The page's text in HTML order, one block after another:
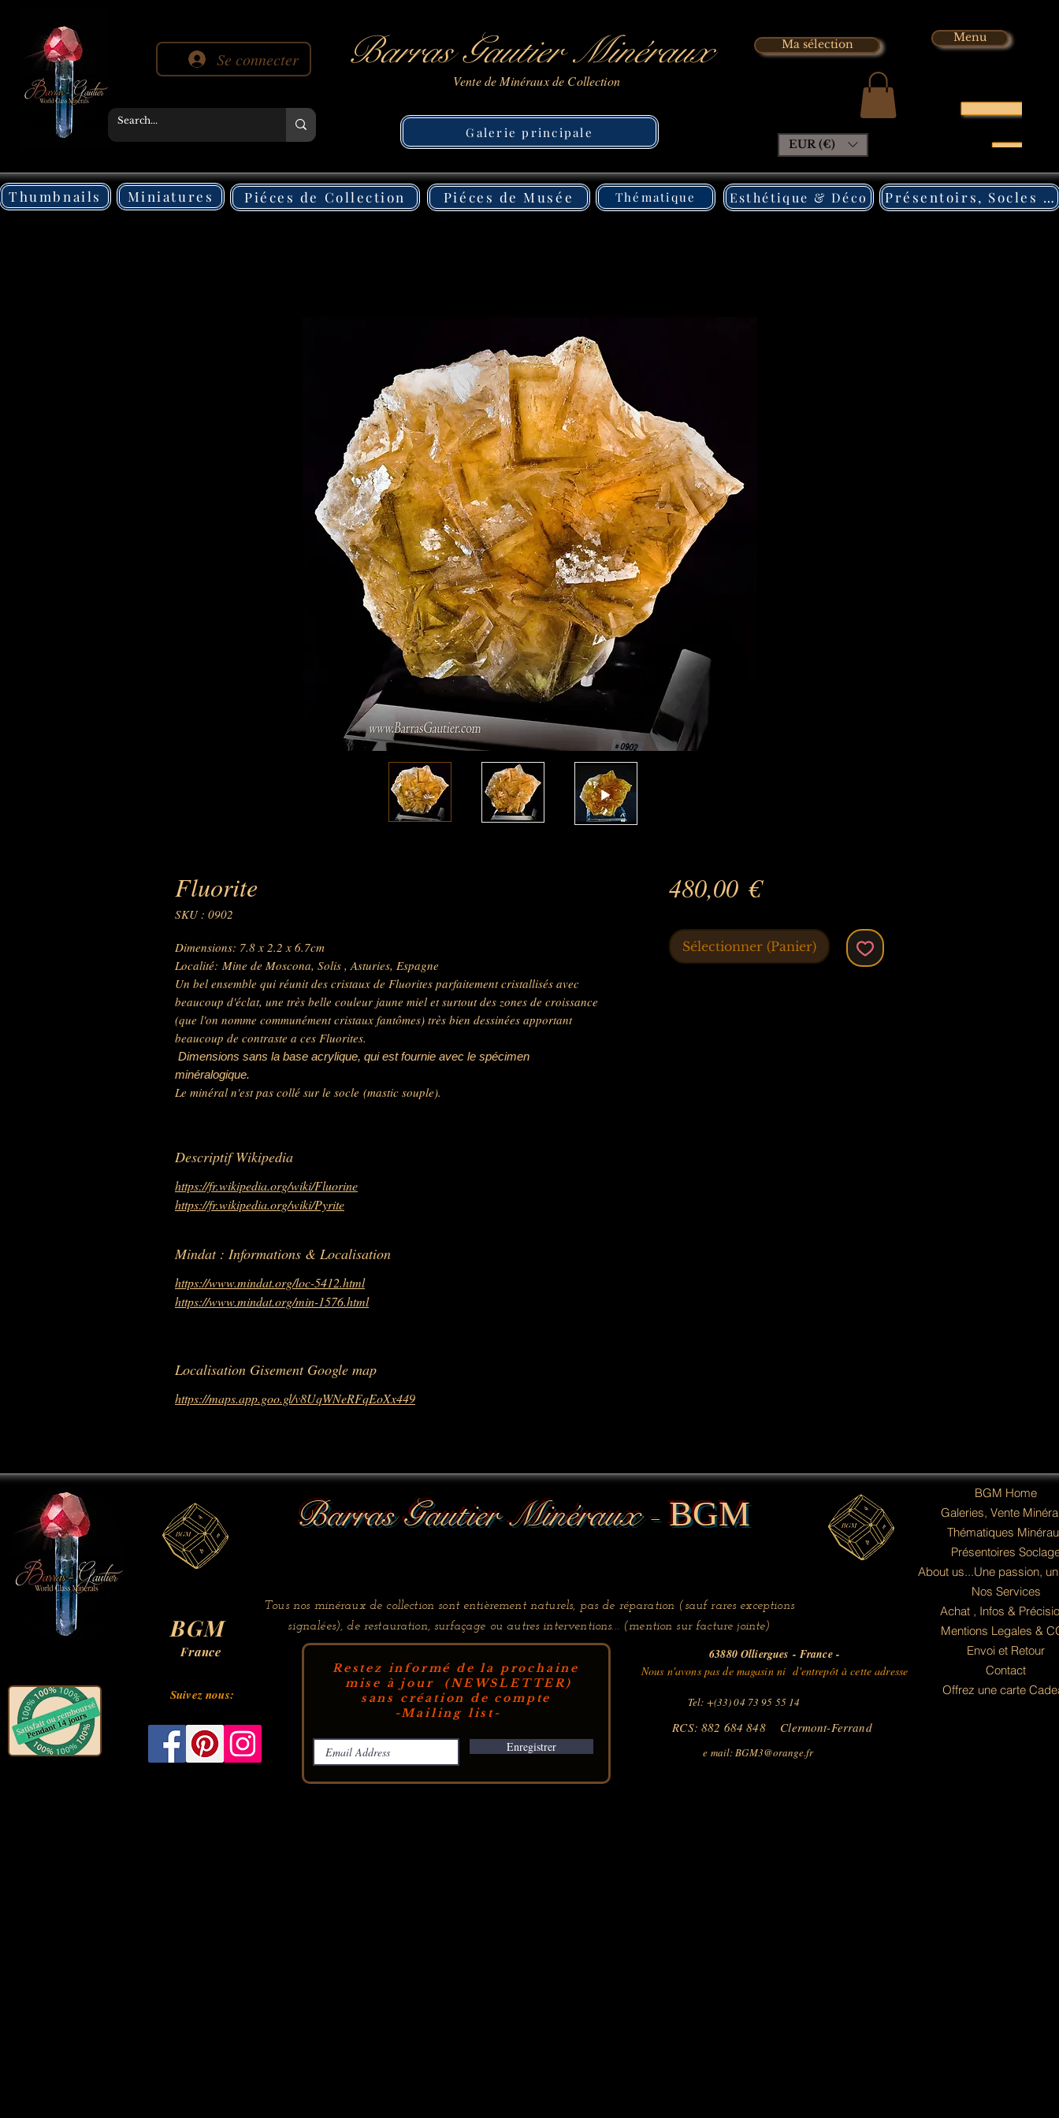
Barras Gautier Minéraux
Vente de Minéraux de Collection
Galerie principale
Se connecter
Ma sélection
EUR (€)
Menu
Thumbnails Miniatures Piéces de Collection Piéces de Musée Thématique Esthétique & Déco Présentoirs, Socles Pléxi
Fluorite
SKU : 0902
Dimensions: 7.8 x 2.2 x 6.7cm
Localité: Mine de Moscona, Solis , Asturies, Espagne
Un bel ensemble qui réunit des cristaux de Fluorites parfaitement cristallisés avec
beaucoup d'éclat, une très belle couleur jaune miel et surtout des zones de croissance
(que l'on nomme communément cristaux fantômes) très bien dessinées apportant
beaucoup de contraste a ces Fluorites.
Dimensions sans la base acrylique, qui est fournie avec le spécimen
minéralogique.
Le minéral n'est pas collé sur le socle (mastic souple).
Descriptif Wikipedia
https://fr.wikipedia.org/wiki/Fluorine
https://fr.wikipedia.org/wiki/Pyrite
Mindat : Informations & Localisation
https://www.mindat.org/loc-5412.html
https://www.mindat.org/min-1576.html
Localisation Gisement Google map
https://maps.app.goo.gl/v8UqWNeRFqEoXx449
480,00 €Prix
Sélectionner (Panier)
Restez informé de la prochaine
mise à jour (NEWSLETTER)
sans création de compte
-Mailing list-
Enregistrer
Barras Gautier Minéraux -BGM
Tous nos minéraux de collection sont entièrement naturels, pas de réparation (sauf rares exceptions
signalées), de restauration, surfaçage ou autres interventions... (mention sur facture jointe)
BGM
France
Suivez nous: Tel: +(33) 04 73 95 55 14
63880 Olliergues - France -
Nous n'avons pas de magasin ni d'entrepôt à cette adresse
BGM Home
Galeries, Vente
Thématiques
Présentoires
About us...Une passion,
Nos Services
Achat , Infos &
Mentions Legales &
Envoi et Retour
Contact
Offrez une carte
RCS: 882 684 848 Clermont-Ferrand
e mail:BGM3@orange.fr